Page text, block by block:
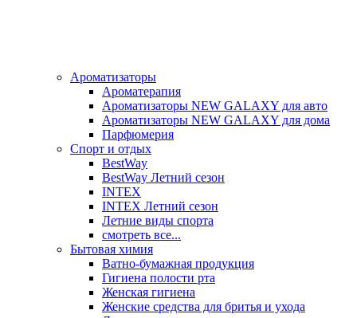
Ароматизаторы
Ароматерапия
Ароматизаторы NEW GALAXY для авто
Ароматизаторы NEW GALAXY для дома
Парфюмерия
Спорт и отдых
BestWay
BestWay Летний сезон
INTEX
INTEX Летний сезон
Летние виды спорта
смотреть все...
Бытовая химия
Ватно-бумажная продукция
Гигиена полости рта
Женская гигиена
Женские средства для бритья и ухода